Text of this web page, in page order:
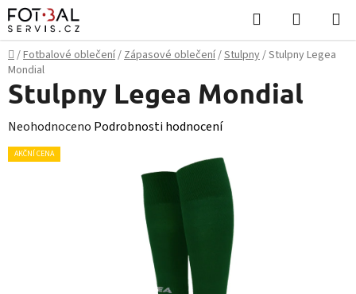
Přejít
na
obsah
Hledat
KOŠÍK
Domů
/Fotbalové oblečení/Zápasové oblečení/Stulpny/Stulpny Legea
Mondial
Stulpny Legea Mondial
Průměrné
hodnocení
Neohodnoceno Podrobnosti hodnocení
AKČNÍ CENA